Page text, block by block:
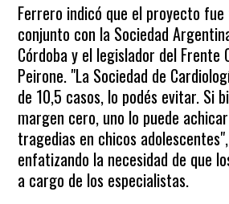
Ferrero indicó que el proyecto
conjunto con la Sociedad
Córdoba y el legislador del Frente
Peirone. "La Sociedad de
de 10,5 casos, lo podés evitar. Si
margen cero, uno lo puede
tragedias en chicos
enfatizando la necesidad de que
a cargo de los especialistas.